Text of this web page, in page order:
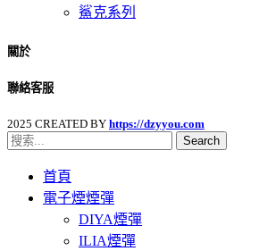
鯊克系列
關於
聯絡客服
2025 CREATED BY https://dzyyou.com
Search
首頁
電子煙煙彈
DIYA煙彈
ILIA煙彈